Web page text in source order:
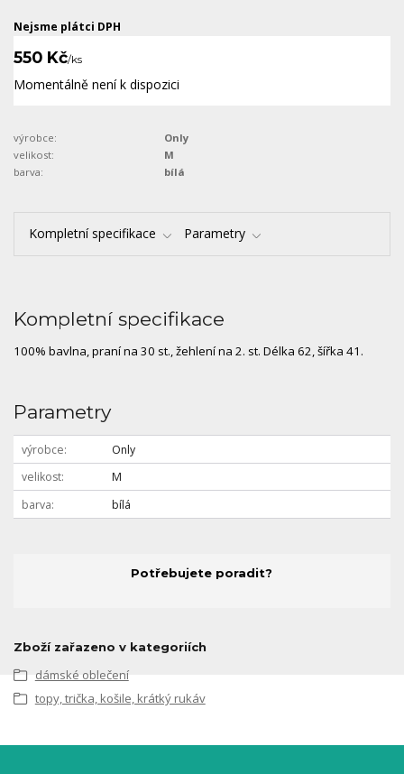
Nejsme plátci DPH
550 Kč/ks
Momentálně není k dispozici
výrobce:
Only
velikost:
M
barva:
bílá
Kompletní specifikace Parametry
Kompletní specifikace
100% bavlna, praní na 30 st., žehlení na 2. st. Délka 62, šířka 41.
Parametry
výrobce
Only
velikost
M
barva
bílá
Potřebujete poradit?
Zboží zařazeno v kategoriích
dámské oblečení
topy, trička, košile, krátký rukáv